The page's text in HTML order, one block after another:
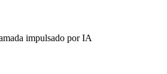
impulsado por IA